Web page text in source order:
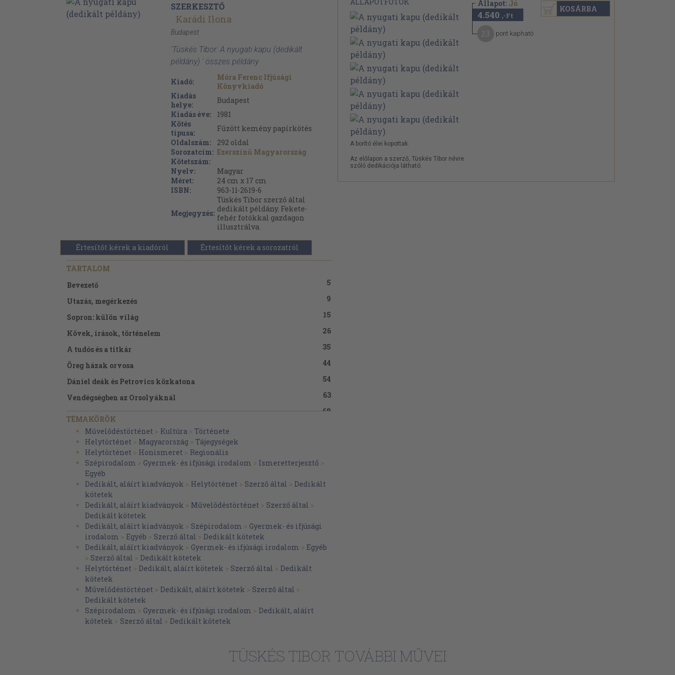
SZERKESZTŐ
Karádi Ilona
Budapest
'Tüskés Tibor: A nyugati kapu (dedikált
példány) ' összes példány
Kiadó:
Móra Ferenc Ifjúsági
Könyvkiadó
Kiadás
helye:
Budapest
Kiadás éve:
1981
Kötés
típusa:
Fűzött kemény papírkötés
Oldalszám:
292 oldal
Sorozatcím: Ezerszínű Magyarország
Kötetszám:
Nyelv:
Magyar
Méret:
24 cm x 17 cm
ISBN:
963-11-2619-6
Megjegyzés:
Tüskés Tibor szerző által
dedikált példány. Fekete-
fehér fotókkal gazdagon
illusztrálva.
Értesítőt kérek a kiadóról Értesítőt kérek a sorozatról
TARTALOM
Bevezető
5
Utazás, megérkezés
9
Sopron: külön világ
15
Kövek, írások, történelem
26
A tudós és a titkár
35
Öreg házak orvosa
44
Dániel deák és Petrovics közkatona
54
Vendégségben az Orsolyáknál
63
Műhelyek és mesterek
68
Népi, de nem folklór
"Szép vagy Sopronnak zordon hegye, völgye..."
Ahol az első magyar szénbányát megnyitották
Bajcsy-Zsilinszky-montázs
Hidegség, Bánfalva
Fényes Miklós
A cenki izgató
132
Bük-fürdő
Gyümölcs a kapu előtt
Őskori város
Savaria
Hefele Menyhért épületei között
A kiválasztott
211
TÉMAKÖRÖK
Művelődéstörténet > Kultúra > Története
Helytörténet > Magyarország > Tájegységek
Helytörténet > Honismeret > Regionális
Szépirodalom > Gyermek- és ifjúsági irodalom > Ismeretterjesztő >
Egyéb
Dedikált, aláírt kiadványok > Helytörténet > Szerző által > Dedikált
kötetek
Dedikált, aláírt kiadványok > Művelődéstörténet > Szerző által >
Dedikált kötetek
Dedikált, aláírt kiadványok > Szépirodalom > Gyermek- és ifjúsági
irodalom > Egyéb > Szerző által > Dedikált kötetek
Dedikált, aláírt kiadványok > Gyermek- és ifjúsági irodalom > Egyéb
> Szerző által > Dedikált kötetek
Helytörténet > Dedikált, aláírt kötetek > Szerző által > Dedikált
kötetek
Művelődéstörténet > Dedikált, aláírt kötetek > Szerző által >
Dedikált kötetek
Szépirodalom > Gyermek- és ifjúsági irodalom > Dedikált, aláírt
kötetek > Szerző által > Dedikált kötetek
A borító élei kopottak.
Az előlapon a szerző, Tüskés Tibor névre
szóló dedikációja látható.
Állapot: Jó
4.540 ,-Ft
pont kapható
KOSÁRBA
TÜSKÉS TIBOR TOVÁBBI MŰVEI